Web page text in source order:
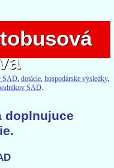
SAD, dotácie, hospodárske výsledky,
SAD.
doplnujuce